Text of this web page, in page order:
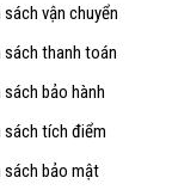
sách vận chuyển
sách thanh toán
sách bảo hành
sách tích điểm
sách bảo mật